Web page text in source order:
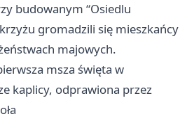
budowanym “Osiedlu
gromadzili się mieszkańcy
majowych.
msza święta w
kaplicy, odprawiona przez